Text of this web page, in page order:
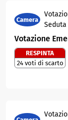
Camera
Seduta
Votazione
RESPINTA
24 voti di scarto